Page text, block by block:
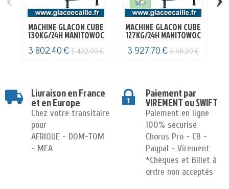
MACHINE GLACON CUBE
130KG/24H MANITOWOC
3 802,40 € 5 432,00 €
MACHINE GLACON CUBE
127KG/24H MANITOWOC
3 927,70 € 5 611,00 €
Livraison en France
et en Europe
Chez votre transitaire
pour
AFRIQUE - DOM-TOM
- MEA
Paiement par
VIREMENT ou SWIFT
Paiement en ligne
100% sécurisé
Chorus Pro - CB -
Paypal - Virement
*Chèques et Billet à
ordre non acceptés